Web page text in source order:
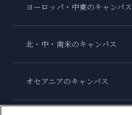
ヨーロッパ・中東のキャンパス
北・中・南米のキャンパス
オセアニアのキャンパス